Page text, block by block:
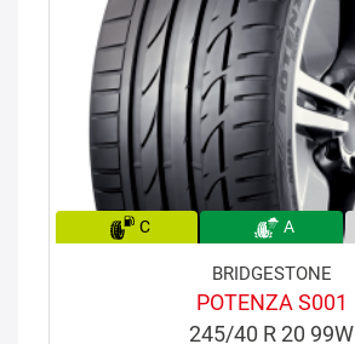
C A
BRIDGESTONE
POTENZA S001
245/40 R 20 99W